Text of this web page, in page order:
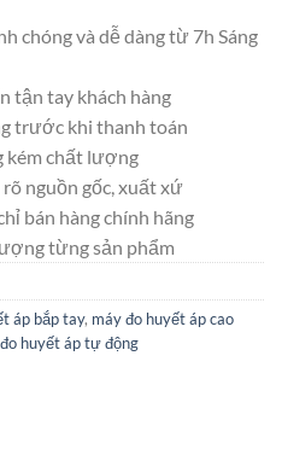
chóng và dễ dàng từ 7h Sáng
tận tay khách hàng
trước khi thanh toán
kém chất lượng
nguồn gốc, xuất xứ
bán hàng chính hãng
từng sản phẩm
áp bắp tay, máy đo huyết áp cao
huyết áp tự động